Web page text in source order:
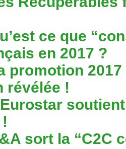
ce que
en 2017 ?
promotion
révélée !
sort la “C2C